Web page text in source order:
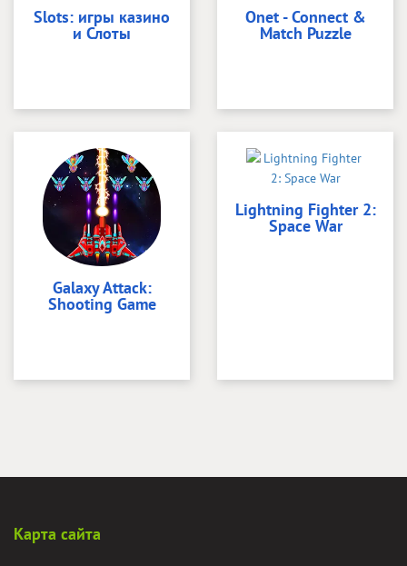
Slots: игры казино
и Слоты
Onet - Connect &
Match Puzzle
Galaxy Attack:
Shooting Game
Lightning Fighter 2:
Space War
Карта сайта